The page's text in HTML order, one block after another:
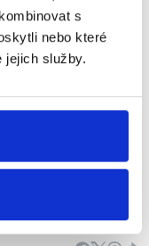
s
nebo které
jejich služby.
2018
kandidátem na
Andrej Babiš.
že premiérem
potvrdil
jediného
Pokorná
(čas 1:44–2:12).